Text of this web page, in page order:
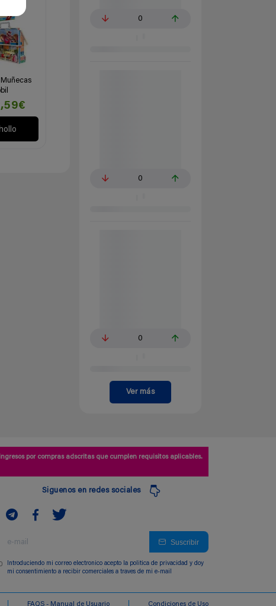
0
0
0
Ver más
por compras adscritas que cumplen requisitos aplicables.
Siguenos en redes sociales
Suscribir
Introduciendo mi correo electronico acepto la politica de privacidad y doy
mi consentimiento a recibir comerciales a traves de mi e-mail
FAQS - Manual de Usuario Condiciones de Uso